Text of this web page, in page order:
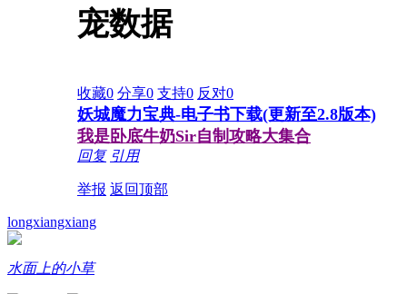
宠数据
收藏0 分享0 支持0 反对0
妖城魔力宝典-电子书下载(更新至2.8版本)
我是卧底牛奶Sir自制攻略大集合
回复 引用
举报 返回顶部
longxiangxiang
水面上的小草